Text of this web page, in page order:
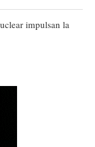
impulsan la